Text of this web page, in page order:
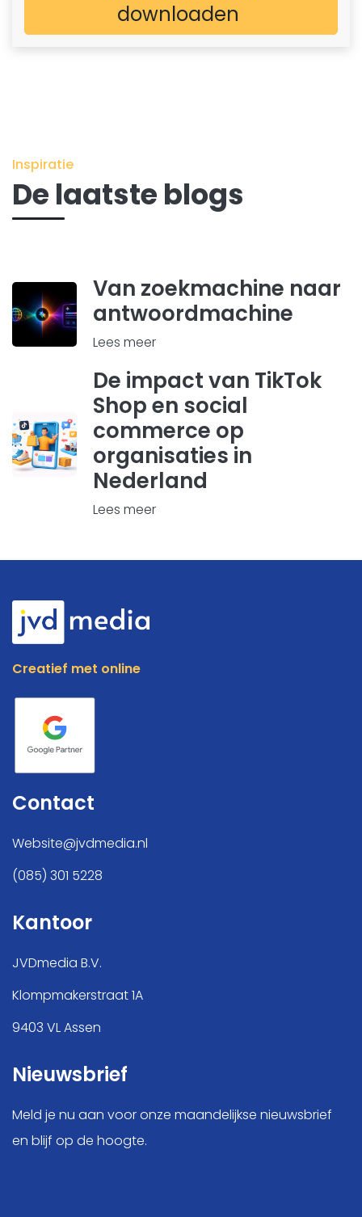
downloaden
Inspiratie
De laatste blogs
Van zoekmachine naar
antwoordmachine
Lees meer
De impact van TikTok
Shop en social
commerce op
organisaties in
Nederland
Lees meer
Creatief met online
Contact
Website@jvdmedia.nl
(085) 301 5228
Kantoor
JVDmedia B.V.
Klompmakerstraat 1A
9403 VL Assen
Nieuwsbrief
Meld je nu aan voor onze maandelijkse nieuwsbrief
en blijf op de hoogte.